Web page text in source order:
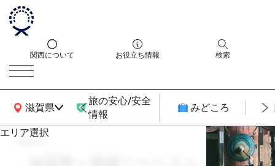
関西について お役立ち情報 検索
滋賀県
関西広域MAP
旅の安心/安全
情報
みどころ
エリア選択
エ
search